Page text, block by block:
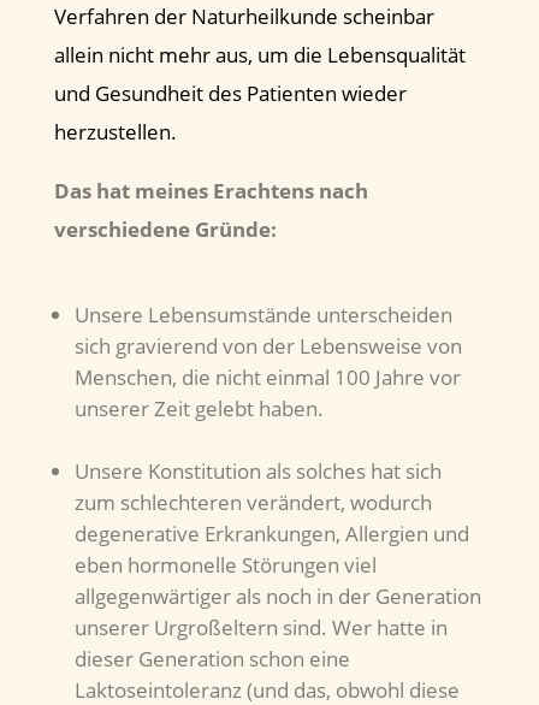
Verfahren der Naturheilkunde scheinbar
allein nicht mehr aus, um die Lebensqualität
und Gesundheit des Patienten wieder
herzustellen.
Das hat meines Erachtens nach
verschiedene Gründe:
Unsere Lebensumstände unterscheiden
sich gravierend von der Lebensweise von
Menschen, die nicht einmal 100 Jahre vor
unserer Zeit gelebt haben.
Unsere Konstitution als solches hat sich
zum schlechteren verändert, wodurch
degenerative Erkrankungen, Allergien und
eben hormonelle Störungen viel
allgegenwärtiger als noch in der Generation
unserer Urgroßeltern sind. Wer hatte in
dieser Generation schon eine
Laktoseintoleranz (und das, obwohl diese